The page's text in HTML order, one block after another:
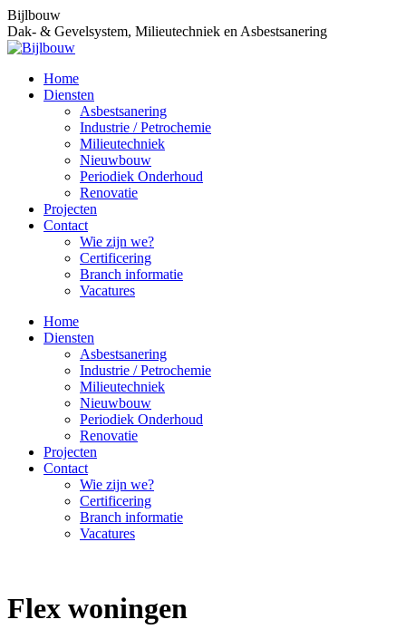
Spring
naar
content
Facebook
page
opens
new
window
Linkedin
page
opens
new
window
Bijlbouw
Dak- & Gevelsystem, Milieutechniek en Asbestsanering
Home
Diensten
Asbestsanering
Industrie / Petrochemie
Milieutechniek
Nieuwbouw
Periodiek Onderhoud
Renovatie
Projecten
Contact
Wie zijn we?
Certificering
Branch informatie
Vacatures
Home
Diensten
Asbestsanering
Industrie / Petrochemie
Milieutechniek
Nieuwbouw
Periodiek Onderhoud
Renovatie
Projecten
Contact
Wie zijn we?
Certificering
Branch informatie
Vacatures
Flex woningen